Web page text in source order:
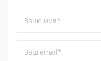
Ваше имя*
Ваш email*